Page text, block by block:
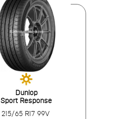
Dunlop
Sport Response
215/65 R17 99V